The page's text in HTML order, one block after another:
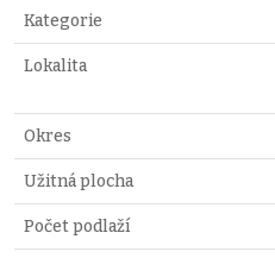
Kategorie
Lokalita
Okres
Užitná plocha
Počet podlaží